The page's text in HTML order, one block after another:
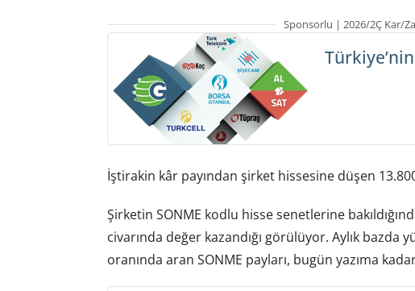
Sponsorlu | 2026/2Ç Kar/
İştirakin kâr payından şirket hissesine düşen
Şirketin SONME kodlu hisse senetlerine
civarında değer kazandığı görülüyor. Aylık bazda
oranında aran SONME payları, bugün yazıma